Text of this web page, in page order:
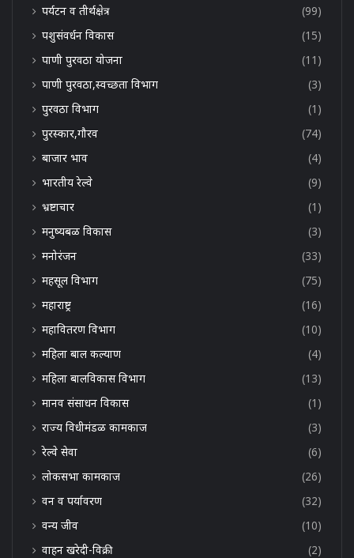
पर्यटन व तीर्थक्षेत्र
(99)
पशुसंवर्धन विकास
(15)
पाणी पुरवठा योजना
(11)
पाणी पुरवठा,स्वच्छता विभाग
(3)
पुरवठा विभाग
(1)
पुरस्कार,गौरव
(74)
बाजार भाव
(4)
भारतीय रेल्वे
(9)
भ्रष्टाचार
(1)
मनुष्यबळ विकास
(3)
मनोरंजन
(33)
महसूल विभाग
(75)
महाराष्ट्र
(16)
महावितरण विभाग
(10)
महिला बाल कल्याण
(4)
महिला बालविकास विभाग
(13)
मानव संसाधन विकास
(1)
राज्य विधीमंडळ कामकाज
(3)
रेल्वे सेवा
(6)
लोकसभा कामकाज
(26)
वन व पर्यावरण
(32)
वन्य जीव
(10)
वाहन खरेदी-विक्री
(2)